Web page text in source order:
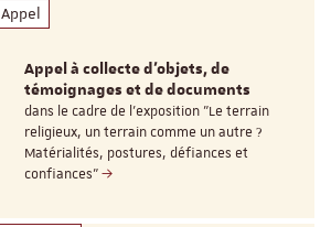
Appel
Appel à collecte d'objets, de
témoignages et de documents
dans le cadre de l'exposition "Le terrain
religieux, un terrain comme un autre ?
Matérialités, postures, défiances et
confiances"